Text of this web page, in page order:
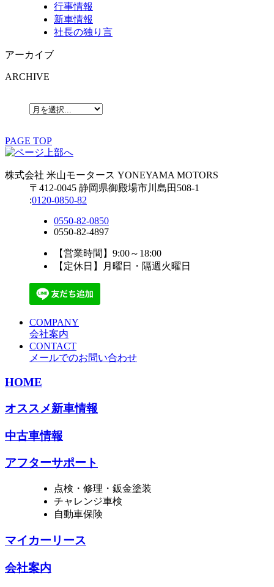
行事情報
新車情報
社長の独り言
アーカイブ
ARCHIVE
PAGE TOP
株式会社 米山モータース YONEYAMA MOTORS
〒412-0045 静岡県御殿場市川島田508-1
:0120-0850-82
0550-82-0850
0550-82-4897
【営業時間】9:00～18:00
【定休日】月曜日・隔週火曜日
COMPANY
会社案内
CONTACT
メールでのお問い合わせ
HOME
オススメ新車情報
中古車情報
アフターサポート
点検・修理・鈑金塗装
チャレンジ車検
自動車保険
マイカーリース
会社案内